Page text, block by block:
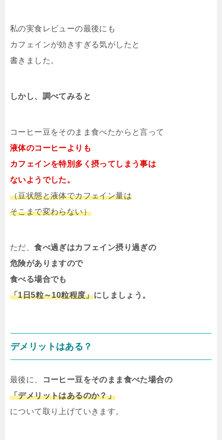
私の実食レビューの最後にも
カフェインが効きすぎる気がしたと
書きました。
しかし、調べてみると
コーヒー豆をそのまま食べたからと言って
液体のコーヒーよりも
カフェインを特別多く摂ってしまう事は
ないようでした。
（豆状態と液体でカフェイン量は
そこまで変わらない）
ただ、食べ過ぎはカフェイン摂り過ぎの
危険がありますので
食べる場合でも
「1日5粒～10粒程度」にしましょう。
デメリットはある？
最後に、
コーヒー豆をそのまま食べた場合の
「デメリットはあるのか？」
について取り上げていきます。